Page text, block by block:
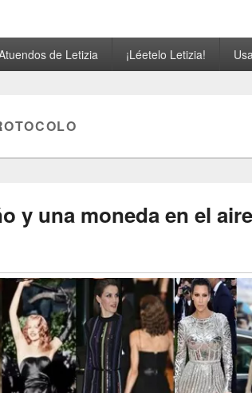
de Letizia ¡Léetelo Letizia!
y una moneda en el aire